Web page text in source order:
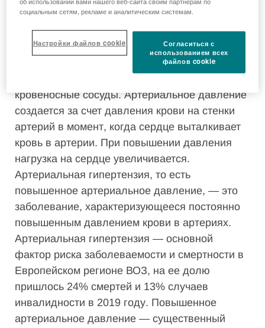
артериального давления)
Сердце — это насос, перекачивающий кровь
по артериям во всем организме. С каждым
кровеносные сосуды. Артериальное давление
создается за счет давления крови на стенки
артерий в момент, когда сердце выталкивает
кровь в артерии. При повышении давления
нагрузка на сердце увеличивается.
Артериальная гипертензия, то есть
повышенное артериальное давление, — это
заболевание, характеризующееся постоянно
повышенным давлением крови в артериях.
Артериальная гипертензия — основной
фактор риска заболеваемости и смертности в
Европейском регионе ВОЗ, на ее долю
пришлось 24% смертей и 13% случаев
инвалидности в 2019 году. Повышенное
артериальное давление — существенный
социальным сетям, рекламе и аналитическим системам.
Настройки файлов cookie
Согласиться с
использованием всех
файлов cookie